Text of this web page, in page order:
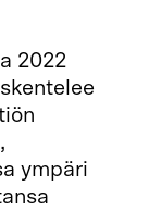
2022
ympäri